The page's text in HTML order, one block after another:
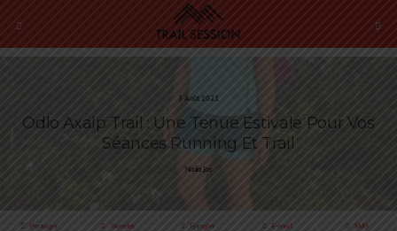
3 Août 2021
Odlo Axalp Trail : Une Tenue Estivale Pour Vos
Séances Running Et Trail
Nadia Jas
Partager Tweeter Épingler E-mail SMS